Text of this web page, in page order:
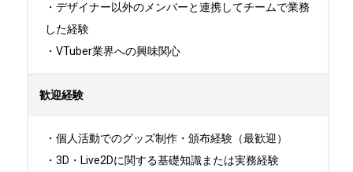
・デザイナー以外のメンバーと連携してチームで業務
した経験
・VTuber業界への興味関心
歓迎経験
・個人活動でのグッズ制作・頒布経験（最歓迎）
・3D・Live2Dに関する基礎知識または実務経験